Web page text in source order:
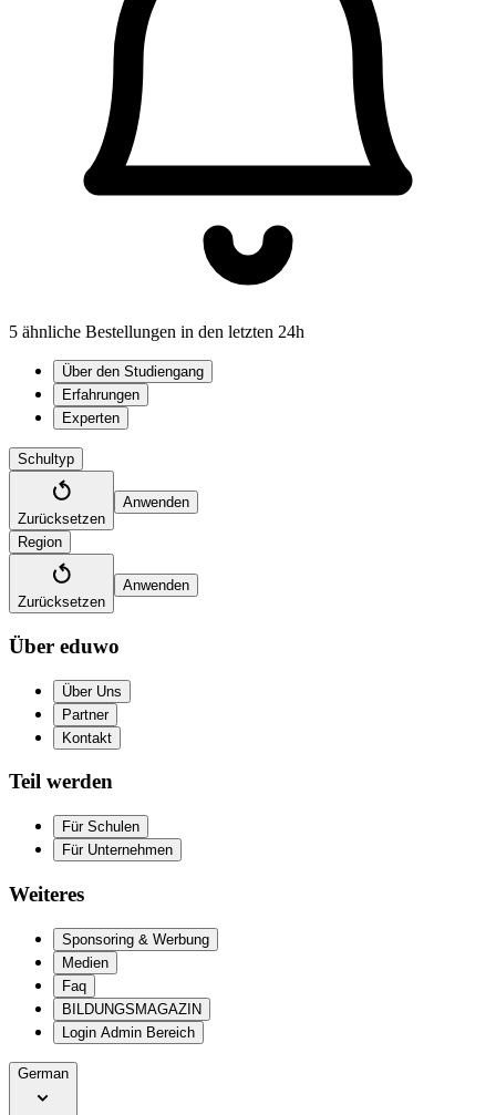
5 ähnliche Bestellungen in den letzten 24h
Über den Studiengang
Erfahrungen
Experten
Schultyp
Zurücksetzen
Anwenden
Region
Zurücksetzen
Anwenden
Über eduwo
Über Uns
Partner
Kontakt
Teil werden
Für Schulen
Für Unternehmen
Weiteres
Sponsoring & Werbung
Medien
Faq
BILDUNGSMAGAZIN
Login Admin Bereich
German